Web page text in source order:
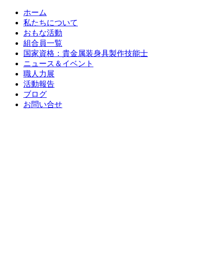
ホーム
私たちについて
おもな活動
組合員一覧
国家資格：貴金属装身具製作技能士
ニュース＆イベント
職人力展
活動報告
ブログ
お問い合せ